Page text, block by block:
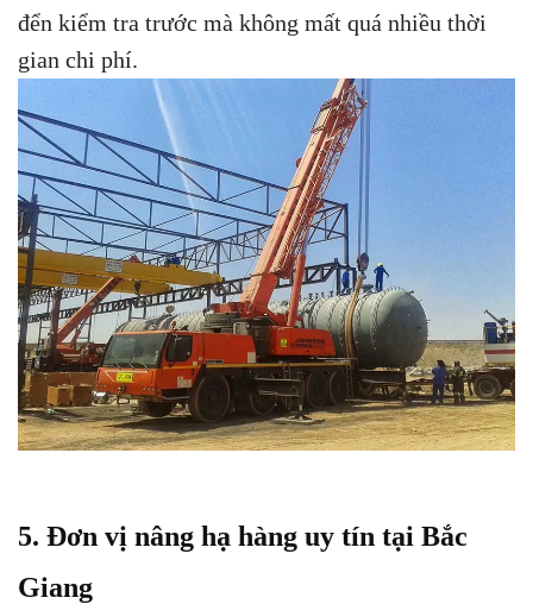
đển kiểm tra trước mà không mất quá nhiều thời
gian chi phí.
5. Đơn vị nâng hạ hàng uy tín tại Bắc
Giang